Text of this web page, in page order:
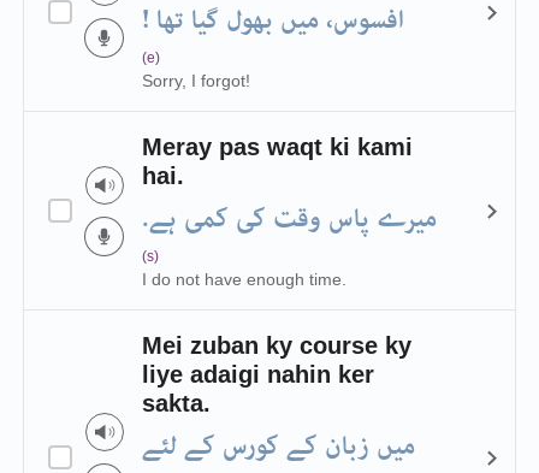
افسوس، میں بھول گیا تھا !
(e)
Sorry, I forgot!
Meray pas waqt ki kami
hai.
میرے پاس وقت کی کمی ہے.
(s)
I do not have enough time.
Mei zuban ky course ky
liye adaigi nahin ker
sakta.
میں زبان کے کورس کے لئے